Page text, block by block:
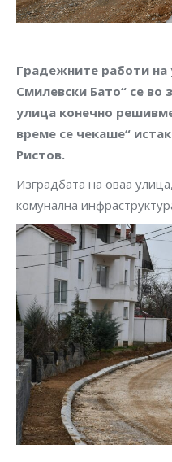
Градежните работи на
Смилевски Бато“ се во
улица конечно
време се чекаше“
Ристов.
Изградбата на оваа
комунална